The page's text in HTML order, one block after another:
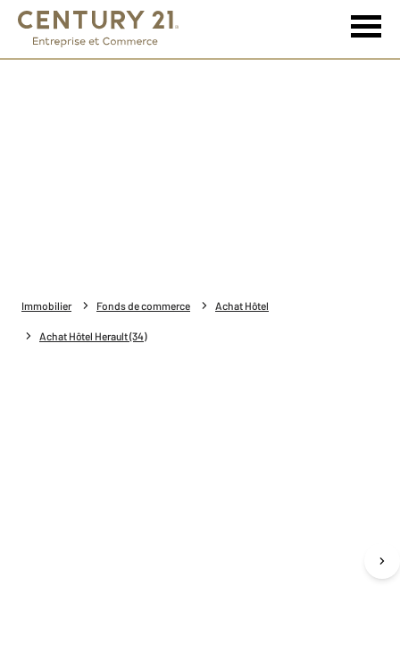
Immobilier Fonds de commerce Achat Hôtel
Achat Hôtel Herault (34)